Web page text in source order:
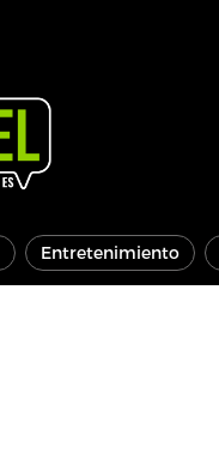
Entretenimiento